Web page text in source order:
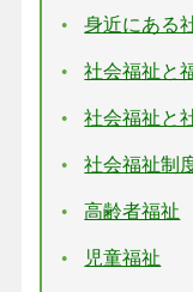
身近にある
社会福祉と
社会福祉と
社会福祉制
高齢者福祉
児童福祉